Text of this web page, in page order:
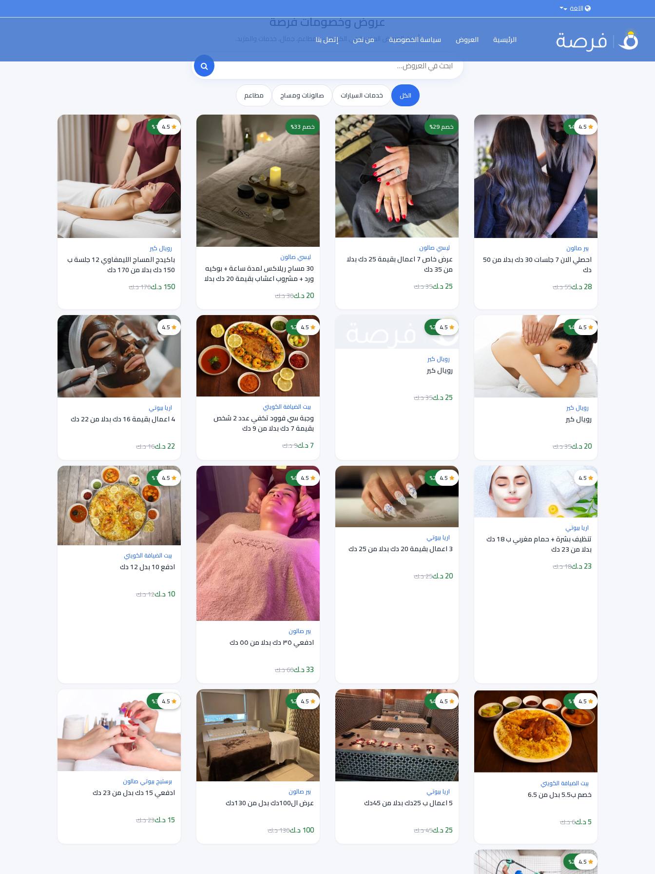
اللغة
الرئيسية العروض سياسة الخصوصية من نحن إتصل بنا
عروض وخصومات فرصة
أحدث العروض الحصرية في الكويت — مطاعم، جمال، خدمات والمزيد.
الكل خدمات السيارات صالونات ومساج مطاعم
خصم 49%
بير صالون
احصلي الان 7 جلسات 30 دك بدلا من 50
دك
28 د.ك 55 د.ك
خصم 29%
ليسي صالون
عرض خاص 7 اعمال بقيمة 25 دك بدلا
من 35 دك
25 د.ك 35 د.ك
خصم 33%
ليسي صالون
30 مساج ريلاكس لمدة ساعة + بوكيه
ورد + مشروب اعشاب بقيمة 20 دك بدلا
20 د.ك 30 د.ك
خصم 12%
رويال كير
باكيدج المساج الليمفاوي 12 جلسة ب
150 دك بدلا من 170 دك
150 د.ك 170 د.ك
خصم 43%
رويال كير
رويال كير
20 د.ك 35 د.ك
خصم 29%
رويال كير
رويال كير
25 د.ك 35 د.ك
خصم 22%
بيت الضيافة الكويتي
وجبة سي فوود تكفي عدد 2 شخص
بقيمة 7 دك بدلا من 9 دك
7 د.ك 9 د.ك
اريا بيوتي
4 اعمال بقيمة 16 دك بدلا من 22 دك
22 د.ك 16 د.ك
اريا بيوتي
تنظيف بشرة + حمام مغربي ب 18 دك
بدلا من 23 دك
23 د.ك 18 د.ك
خصم 20%
اريا بيوتي
3 اعمال بقيمة 20 دك بدلا من 25 دك
20 د.ك 25 د.ك
خصم 45%
بير صالون
ادفعي ٣٥ دك بدلا من ٥٥ دك
33 د.ك 60 د.ك
خصم 17%
بيت الضيافة الكويتي
ادفع 10 بدل 12 دك
10 د.ك 12 د.ك
خصم 17%
بيت الضيافة الكويتي
خصم ب5.5 بدل من 6.5
5 د.ك 6 د.ك
خصم 44%
اريا بيوتي
5 اعمال ب 25دك بدلا من 45دك
25 د.ك 45 د.ك
خصم 23%
بير صالون
عرض ال100دك بدل من 130دك
100 د.ك 130 د.ك
خصم 35%
برستيج بيوتي صالون
ادفعي 15 دك بدل من 23 دك
15 د.ك 23 د.ك
خصم 20%